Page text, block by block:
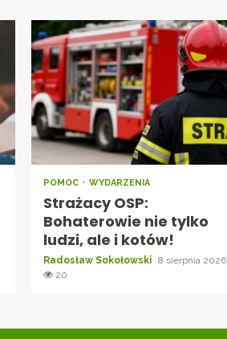
POMOC WYDARZENIA
Strażacy OSP:
Bohaterowie nie tylko
ludzi, ale i kotów!
Radosław Sokołowski 8 sierpnia 2026
20